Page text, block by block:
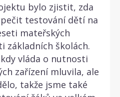
bylo zjistit, zda
testování dětí na
mateřských
základních školách.
vláda o nutnosti
zařízení mluvila, ale
takže jsme také